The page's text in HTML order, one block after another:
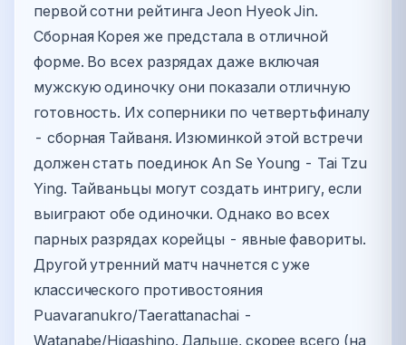
первой сотни рейтинга Jeon Hyeok Jin.
Сборная Корея же предстала в отличной
форме. Во всех разрядах даже включая
мужскую одиночку они показали отличную
готовность. Их соперники по четвертьфиналу
- сборная Тайваня. Изюминкой этой встречи
должен стать поединок An Se Young - Tai Tzu
Ying. Тайваньцы могут создать интригу, если
выиграют обе одиночки. Однако во всех
парных разрядах корейцы - явные фавориты.
Другой утренний матч начнется с уже
классического противостояния
Puavaranukro/Taerattanachai -
Watanabe/Higashino. Дальше, скорее всего (на